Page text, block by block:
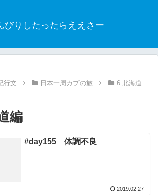
びりしたったらええさー
行文 日本一周カブの旅
6.北海道
編
#day155 体調不良
2019.02.27